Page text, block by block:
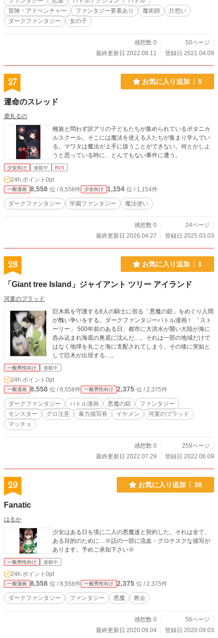
冒険・アドベンチャー
ファンタジー要素あり 魔術師
片想い
ダークファンタジー
女の子
感想数 0
50ページ
最終更新日 2022.08.11
登録日 2021.04.09
27 お気に入り追加 5
運命のスレッド
鹿丸るの
種族と問わず訳アリの子どもたちが集められているボタニカ
ルスクール。そこには魔法を使える人たちが集まり学んでい
る。マワタは魔法が上手に扱うことができない。何とかしよ
うと思っている時に、とんでもない事件に遭う。
少女向け 連載中 R15
24h.ポイント 0pt
一般漫画 8,558 位 / 8,558件 少女向け 1,154 位 / 1,154件
ダークファンタジー 学園ファンタジー 魔法使い
感想数 0
24ページ
最終更新日 2026.04.27
登録日 2025.03.03
28 お気に入り追加 1
「Giant tree Island」ジャイアント ツリー アイランド
河童のブラッド
巨木島を守護する8人の騎士に宿る「悪魔の鎧」をめぐり人間
が醜い争いをする。ダークファンタジーバトル漫画！ 「スト
ーリー」 500年前のある日、都市に大洪水が襲い大陸が海に
呑み込まれ海底の奥底に沈んだ…。それは一部の地域だけで
はなく地球を丸ごと海に支配されてしまう。その後に突如と
して巨木が出現する…。
一般男性向け 連載中
24h.ポイント 0pt
一般漫画 8,558 位 / 8,558件 一般男性向け 2,375 位 / 2,375件
ダークファンタジー バトル漫画 悪魔の鎧
ファンタジー
モンスター
グロ注意 暴力描写有 イケメン
河童のブラッド
マッチョ
感想数 0
259ページ
最終更新日 2022.07.29
登録日 2022.06.09
29 お気に入り追加 38
Fanatic
はるか
少女はある日を境に二人の悪魔達と契約した。それは全て、
ある目的のために…※話の一部に流血・グロテスクな描写が
あります。予めご承知下さい※
一般男性向け 連載中
24h.ポイント 0pt
一般漫画 8,558 位 / 8,558件 一般男性向け 2,375 位 / 2,375件
ダークファンタジー ファンタジー 悪魔 教会
感想数 0
56ページ
最終更新日 2020.09.04
登録日 2020.09.03